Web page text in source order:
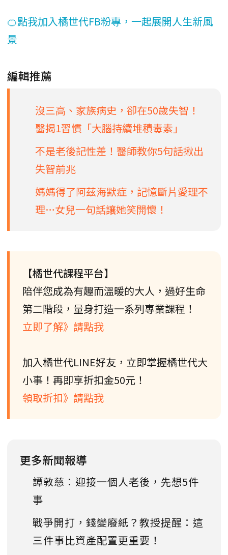
🍊點我加入橘世代FB粉專，一起展開人生新風
景
編輯推薦
沒三高、家族病史，卻在50歲失智！
醫揭1習慣「大腦持續堆積毒素」
不是老後記性差！醫師教你5句話揪出
失智前兆
媽媽得了阿茲海默症，記憶斷片愛理不
理…女兒一句話讓她笑開懷！
【橘世代課程平台】
陪伴您成為有趣而溫暖的大人，過好生命
第二階段，量身打造一系列專業課程！
立即了解》請點我
加入橘世代LINE好友，立即掌握橘世代大
小事！再即享折扣金50元！
領取折扣》請點我
更多新聞報導
譚敦慈：迎接一個人老後，先想5件
事
戰爭開打，錢變廢紙？教授提醒：這
三件事比資產配置更重要！